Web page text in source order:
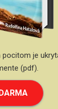
pocitom je
(pdf).